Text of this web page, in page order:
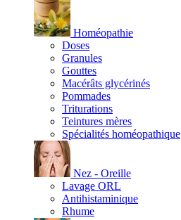
Homéopathie
Doses
Granules
Gouttes
Macérâts glycérinés
Pommades
Triturations
Teintures mères
Spécialités homéopathique
Nez - Oreille
Lavage ORL
Antihistaminique
Rhume